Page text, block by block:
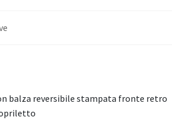
balza reversibile stampata fronte retro